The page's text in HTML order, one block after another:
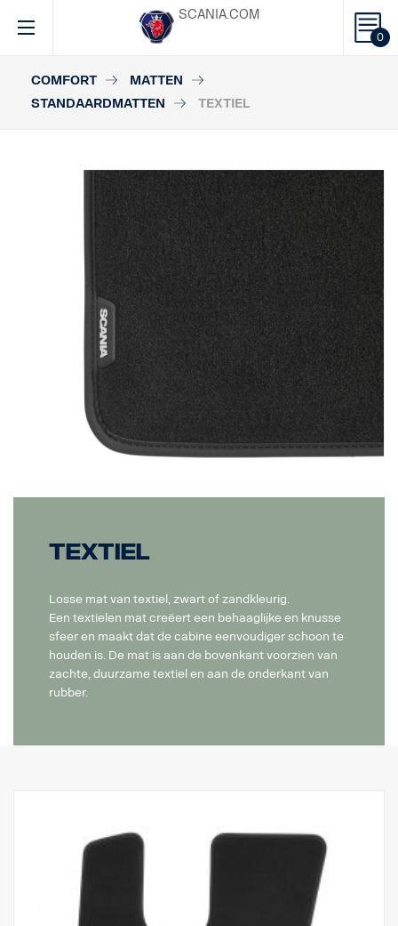
0
SCANIA.COM
COMFORT
MATTEN
STANDAARDMATTEN
TEXTIEL
Textiel
Losse mat van textiel, zwart of zandkleurig.
Een textielen mat creëert een behaaglijke en knusse
sfeer en maakt dat de cabine eenvoudiger schoon te
houden is. De mat is aan de bovenkant voorzien van
zachte, duurzame textiel en aan de onderkant van
rubber.